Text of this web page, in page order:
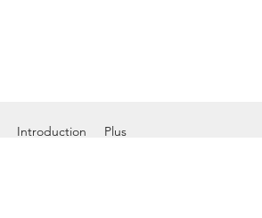
Introduction Plus